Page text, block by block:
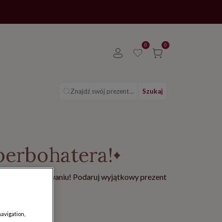
0 0
Znajdź swój prezent... Szukaj
opakowaniu! Podaruj wyjątkowy prezent